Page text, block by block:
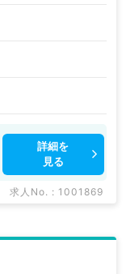
詳細を
見る
求人No. : 1001869